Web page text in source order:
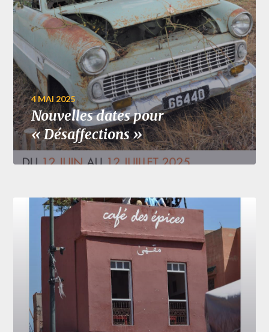
4 MAI 2025
Nouvelles dates pour
« Désaffections »